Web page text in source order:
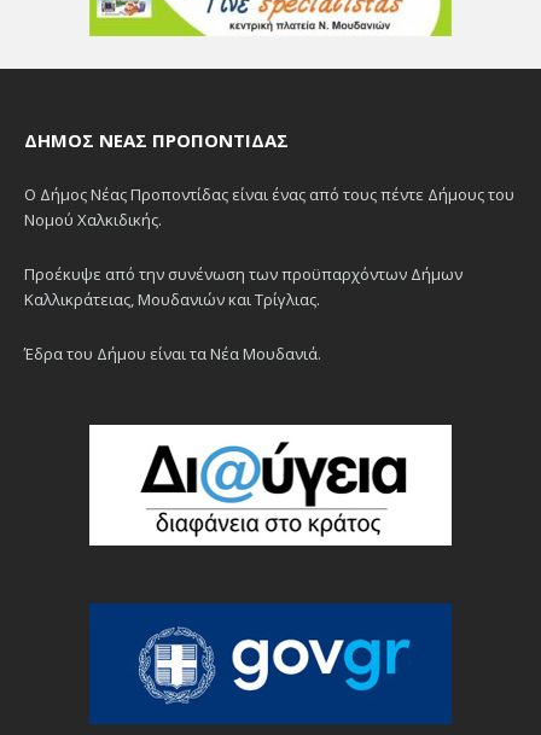
ΔΉΜΟΣ ΝΈΑΣ ΠΡΟΠΟΝΤΊΔΑΣ
Ο Δήμος Νέας Προποντίδας είναι ένας από τους πέντε Δήμους του
Νομού Χαλκιδικής.
Προέκυψε από την συνένωση των προϋπαρχόντων Δήμων
Καλλικράτειας, Μουδανιών και Τρίγλιας.
Έδρα του Δήμου είναι τα Νέα Μουδανιά.